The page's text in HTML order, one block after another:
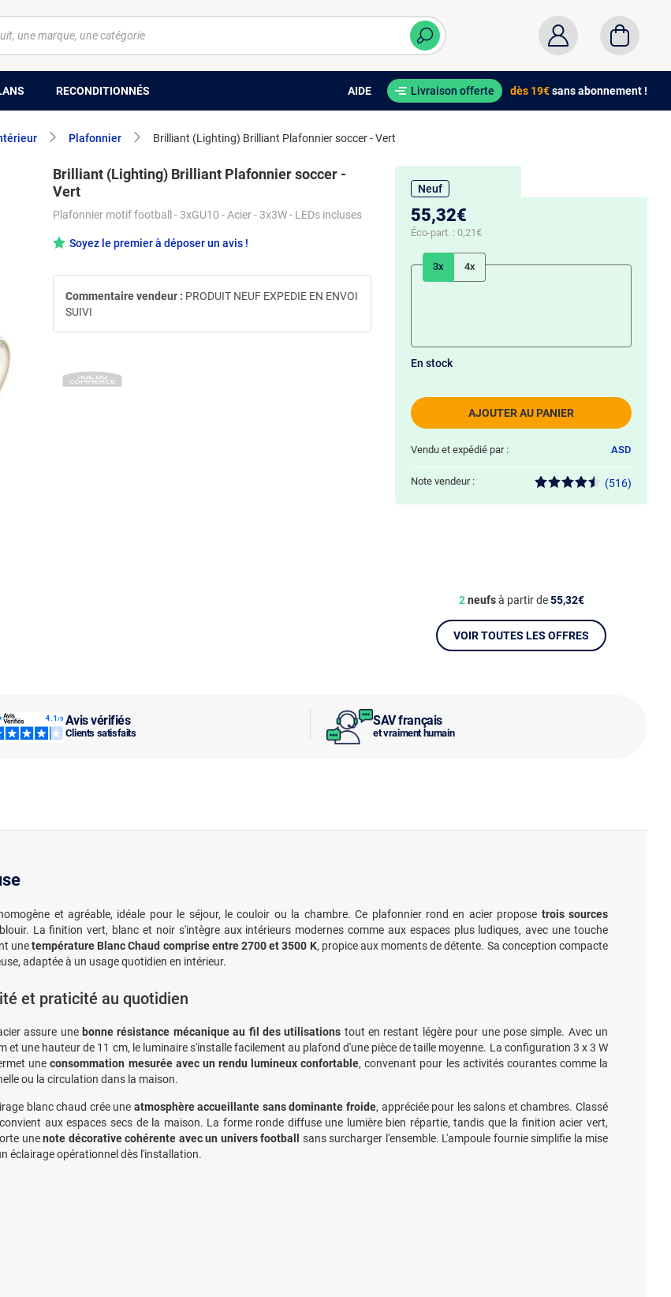
RECONDITIONNÉS AIDE Livraison offerte dès 19€sans abonnement !
Plafonnier Brilliant (Lighting) Brilliant Plafonnier soccer - Vert
Avis vérifiés
Clients satisfaits
SAV français
et vraiment humain
Brilliant (Lighting) Brilliant Plafonnier soccer -
Vert
Plafonnier motif football - 3xGU10 - Acier - 3x3W - LEDs incluses
Soyez le premier à déposer un avis !
Commentaire vendeur : PRODUIT NEUF EXPEDIE EN ENVOI
SUIVI
Neuf
55,32€
Éco-part. : 0,21€
3x 4x
AJOUTER AU PANIER
En stock
Vendu et expédié par : ASD
Note vendeur : (516)
2neufsà partir de55,32€
VOIR TOUTES LES OFFRES
et agréable, idéale pour le séjour, le couloir ou la chambre. Ce plafonnier rond en acier propose trois sources
La finition vert, blanc et noir s'intègre aux intérieurs modernes comme aux espaces plus ludiques, avec une touche
unetempérature Blanc Chaud comprise entre 2700 et 3500 K, propice aux moments de détente. Sa conception compacte
adaptée à un usage quotidien en intérieur.
et praticité au quotidien
assure une bonne résistance mécanique au fil des utilisations tout en restant légère pour une pose simple. Avec un
et une hauteur de 11 cm, le luminaire s'installe facilement au plafond d'une pièce de taille moyenne. La configuration 3 x 3 W
uneconsommation mesurée avec un rendu lumineux confortable, convenant pour les activités courantes comme la
ou la circulation dans la maison.
blanc chaud crée une atmosphère accueillante sans dominante froide, appréciée pour les salons et chambres. Classé
aux espaces secs de la maison. La forme ronde diffuse une lumière bien répartie, tandis que la finition acier vert,
unenote décorative cohérente avec un univers football
sans surcharger l'ensemble. L'ampoule fournie simplifie la mise
éclairage opérationnel dès l'installation.